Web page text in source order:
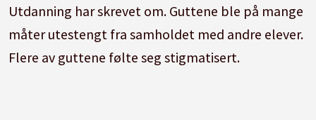
Utdanning har skrevet om. Guttene ble på mange
måter utestengt fra samholdet med andre elever.
Flere av guttene følte seg stigmatisert.